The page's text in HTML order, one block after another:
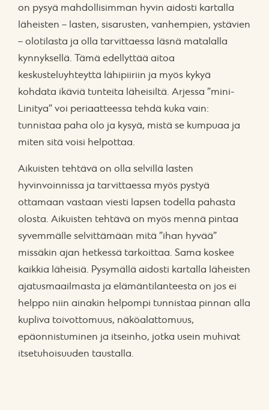
on pysyä mahdollisimman hyvin aidosti kartalla
läheisten – lasten, sisarusten, vanhempien, ystävien
– olotilasta ja olla tarvittaessa läsnä matalalla
kynnyksellä. Tämä edellyttää aitoa
keskusteluyhteyttä lähipiiriin ja myös kykyä
kohdata ikäviä tunteita läheisiltä. Arjessa ”mini-
Linitya” voi periaatteessa tehdä kuka vain:
tunnistaa paha olo ja kysyä, mistä se kumpuaa ja
miten sitä voisi helpottaa.
Aikuisten tehtävä on olla selvillä lasten
hyvinvoinnissa ja tarvittaessa myös pystyä
ottamaan vastaan viesti lapsen todella pahasta
olosta. Aikuisten tehtävä on myös mennä pintaa
syvemmälle selvittämään mitä ”ihan hyvää”
missäkin ajan hetkessä tarkoittaa. Sama koskee
kaikkia läheisiä. Pysymällä aidosti kartalla läheisten
ajatusmaailmasta ja elämäntilanteesta on jos ei
helppo niin ainakin helpompi tunnistaa pinnan alla
kupliva toivottomuus, näköalattomuus,
epäonnistuminen ja itseinho, jotka usein muhivat
itsetuhoisuuden taustalla.